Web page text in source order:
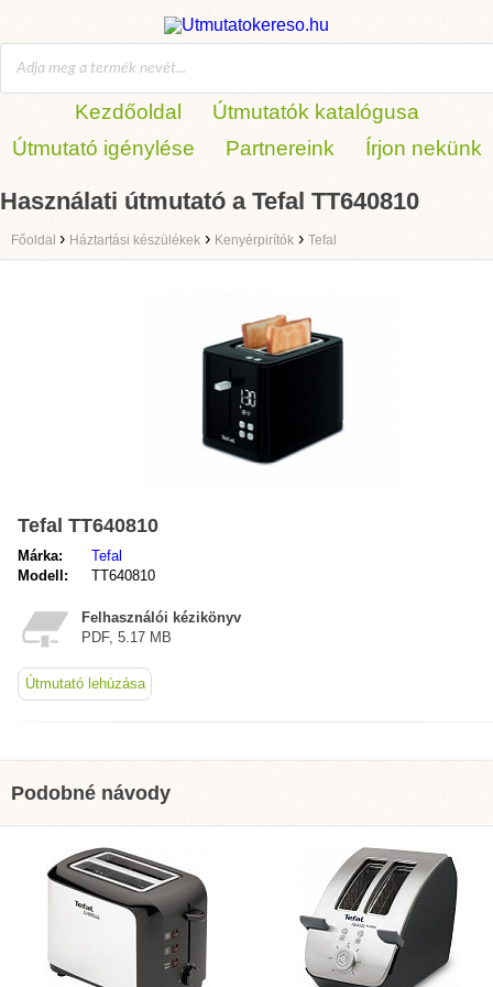
Kezdőoldal
Útmutatók katalógusa
Útmutató igénylése
Partnereink Írjon nekünk
Használati útmutató a Tefal TT640810
Főoldal › Háztartási készülékek › Kenyérpirítók › Tefal
Tefal TT640810
Márka:
Tefal
Modell:
TT640810
Felhasználói kézikönyv
PDF, 5.17 MB
Útmutató lehúzása
Podobné návody